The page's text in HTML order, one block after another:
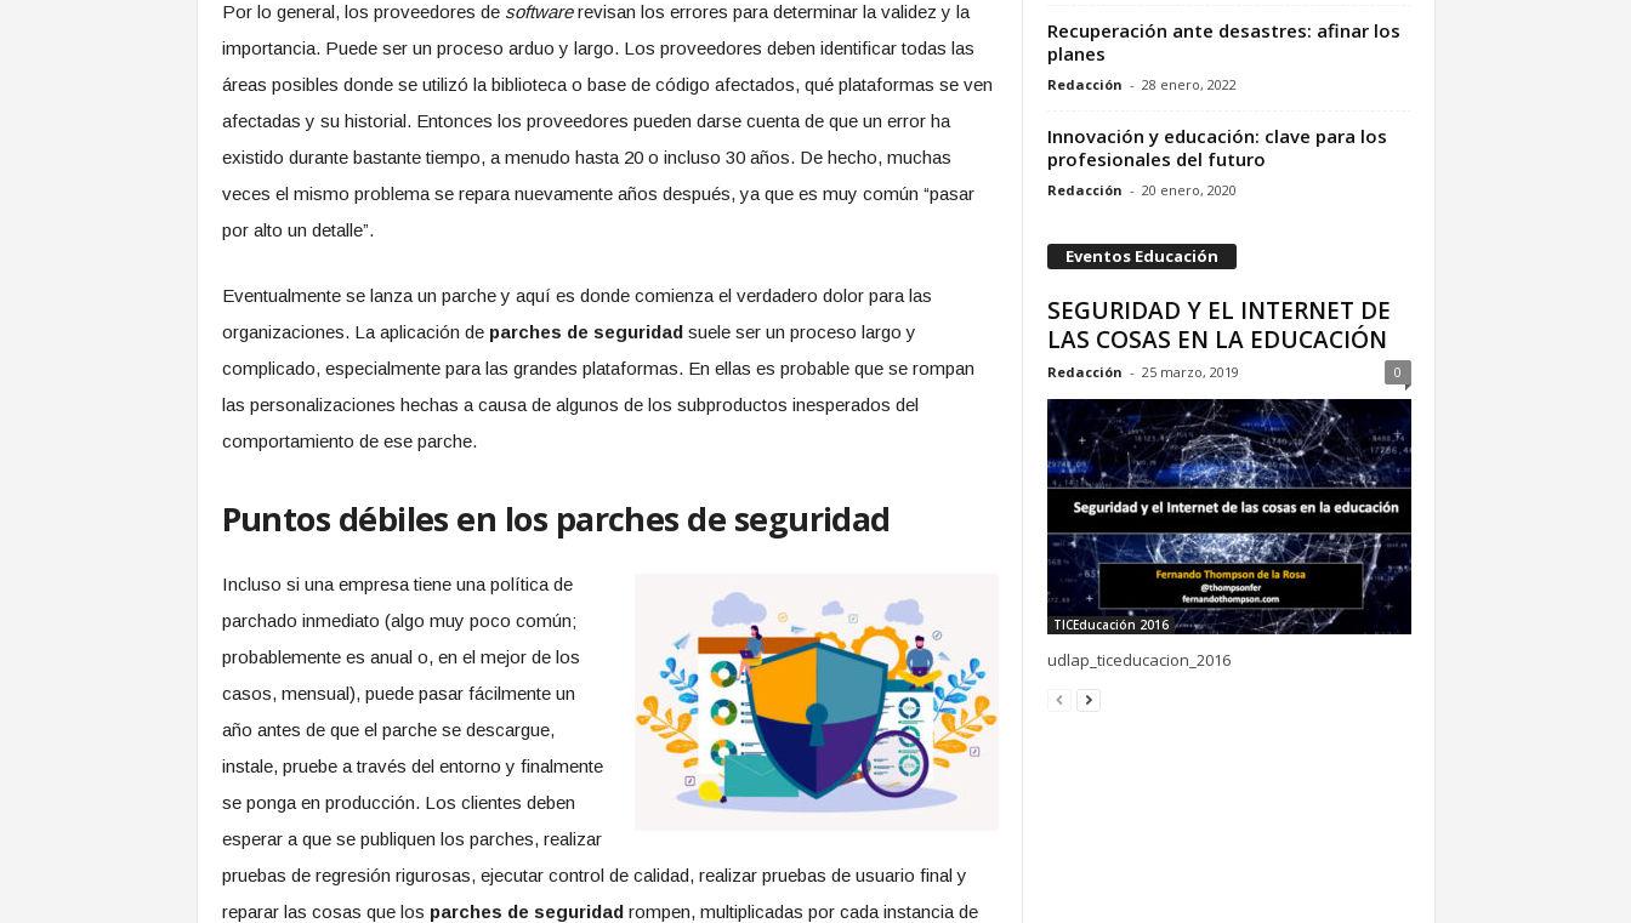
Por lo general, los proveedores de softwarerevisan los errores para determinar la validez y la
importancia. Puede ser un proceso arduo y largo. Los proveedores deben identificar todas las
áreas posibles donde se utilizó la biblioteca o base de código afectados, qué plataformas se ven
afectadas y su historial. Entonces los proveedores pueden darse cuenta de que un error ha
existido durante bastante tiempo, a menudo hasta 20 o incluso 30 años. De hecho, muchas
veces el mismo problema se repara nuevamente años después, ya que es muy común “pasar
por alto un detalle”.
Eventualmente se lanza un parche y aquí es donde comienza el verdadero dolor para las
organizaciones. La aplicación de parches de seguridadsuele ser un proceso largo y
complicado, especialmente para las grandes plataformas. En ellas es probable que se rompan
las personalizaciones hechas a causa de algunos de los subproductos inesperados del
comportamiento de ese parche.
Puntos débiles en los parches de seguridad
Incluso si una empresa tiene una política de
parchado inmediato (algo muy poco común;
probablemente es anual o, en el mejor de los
casos, mensual), puede pasar fácilmente un
año antes de que el parche se descargue,
instale, pruebe a través del entorno y finalmente
se ponga en producción. Los clientes deben
esperar a que se publiquen los parches, realizar
pruebas de regresión rigurosas, ejecutar control de calidad, realizar pruebas de usuario final y
reparar las cosas que los parches de seguridadrompen, multiplicadas por cada instancia de
Recuperación ante desastres: afinar los
planes
Redacción - 28 enero, 2022
Innovación y educación: clave para los
profesionales del futuro
Redacción - 20 enero, 2020
Eventos Educación
SEGURIDAD Y EL INTERNET DE
LAS COSAS EN LA EDUCACIÓN
Redacción - 25 marzo, 2019 0
TICEducación 2016
udlap_ticeducacion_2016